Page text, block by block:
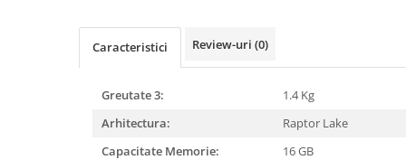
Perii de Păr Electrice
Caracteristici Review-uri (0)
Greutate 3:
1.4 Kg
Arhitectura:
Raptor Lake
Capacitate Memorie:
16 GB